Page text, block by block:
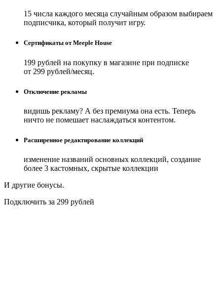
15 числа каждого месяца случайным образом выбираем
подписчика, который получит игру.
Сертификаты от Meeple House
199 рублей на покупку в магазине при подписке
от 299 рублей/месяц.
Отключение рекламы
видишь рекламу? А без премиума она есть. Теперь
ничто не помешает наслаждаться контентом.
Расширенное редактирование коллекций
изменение названий основных коллекций, создание
более 3 кастомных, скрытые коллекции
И другие бонусы.
Подключить за 299 рублей